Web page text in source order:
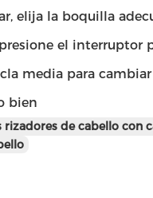
elija la boquilla
el interruptor
media para
bien
rizadores de cabello con